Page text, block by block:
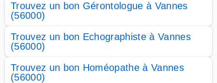
Trouvez un bon Gérontologue à Vannes
(56000)
Trouvez un bon Echographiste à Vannes
(56000)
Trouvez un bon Homéopathe à Vannes
(56000)